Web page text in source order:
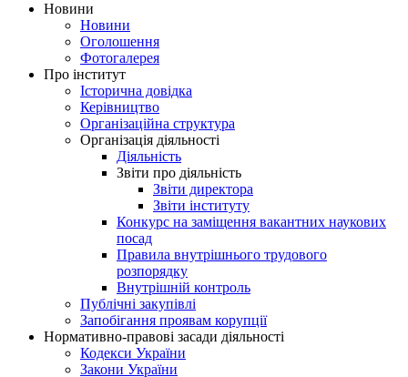
Новини
Новини
Оголошення
Фотогалерея
Про інститут
Історична довідка
Керівництво
Організаційна структура
Організація діяльності
Діяльність
Звіти про діяльність
Звіти директора
Звіти інституту
Конкурс на заміщення вакантних наукових
посад
Правила внутрішнього трудового
розпорядку
Внутрішній контроль
Публічні закупівлі
Запобігання проявам корупції
Нормативно-правові засади діяльності
Кодекси України
Закони України